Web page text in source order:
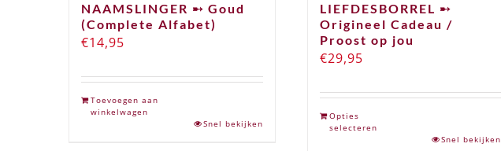
NAAMSLINGER ➸ Goud
(Complete Alfabet)
€14,95
Toevoegen aan
winkelwagen
Snel bekijken
LIEFDESBORREL ➸
Origineel Cadeau /
Proost op jou
€29,95
Opties
selecteren
Snel bekijken